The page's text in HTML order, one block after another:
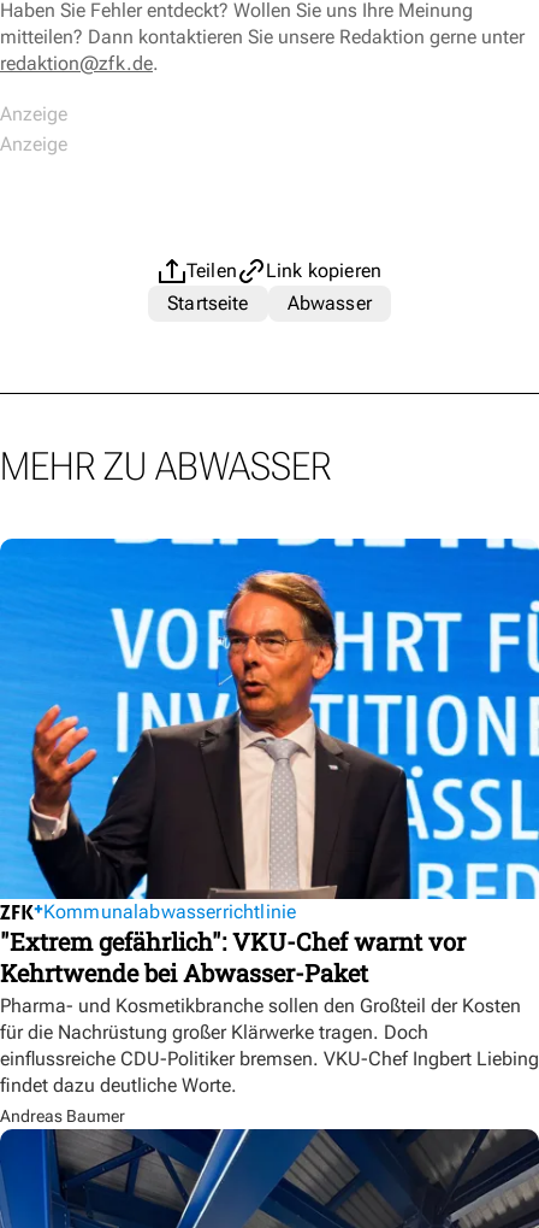
Haben Sie Fehler entdeckt? Wollen Sie uns Ihre Meinung
mitteilen? Dann kontaktieren Sie unsere Redaktion gerne unter
redaktion@zfk.de.
Teilen
Link kopieren
Startseite
Abwasser
MEHR ZU ABWASSER
Kommunalabwasserrichtlinie
"Extrem gefährlich": VKU-Chef warnt vor
Kehrtwende bei Abwasser-Paket
Pharma- und Kosmetikbranche sollen den Großteil der Kosten
für die Nachrüstung großer Klärwerke tragen. Doch
einflussreiche CDU-Politiker bremsen. VKU-Chef Ingbert Liebing
findet dazu deutliche Worte.
Andreas Baumer